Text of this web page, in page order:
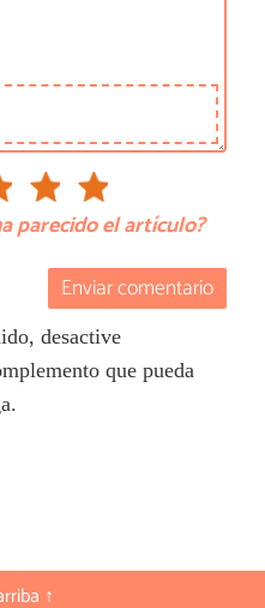
parecido el artículo?
Enviar comentario
desactive
que pueda
↑